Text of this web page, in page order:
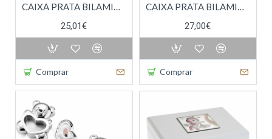
CAIXA PRATA BILAMINADA
25,01€
Comprar
CAIXA PRATA BILAMINADA
27,00€
Comprar